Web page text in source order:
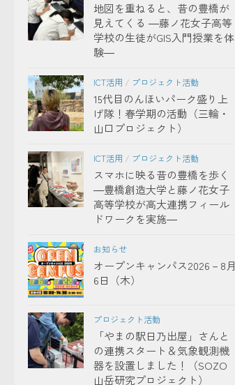
地図を重ねると、昔の豊橋が
見えてくる ―藤ノ花女子高等
学校の生徒がGIS入門授業を体
験―
ICT活用 / プロジェクト活動
15代目のんほいパーク盛り上
げ隊！春学期の活動（三輪・
山口プロジェクト）
ICT活用 / プロジェクト活動
スマホに映る昔の豊橋を歩く
―豊橋創造大学と藤ノ花女子
高等学校が高大連携フィール
ドワークを実施―
お知らせ
オープンキャンパス2026－8月
6日（木）
プロジェクト活動
「やまの駅日乃出屋」さんと
の連携スタート＆気象観測機
器を設置しました！（SOZO
山岳研究プロジェクト）